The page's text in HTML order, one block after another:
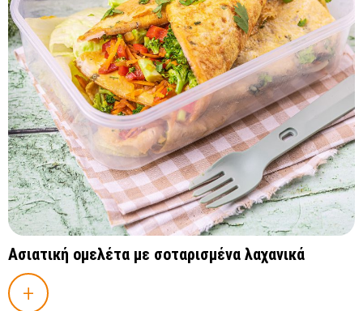
Ασιατική ομελέτα με σοταρισμένα λαχανικά
+